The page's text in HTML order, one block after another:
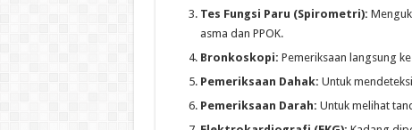
Tes Fungsi Paru (Spirometri):
asma dan PPOK.
Bronkoskopi: Pemeriksaan langsung
Pemeriksaan Dahak: Untuk
Pemeriksaan Darah: Untuk melihat